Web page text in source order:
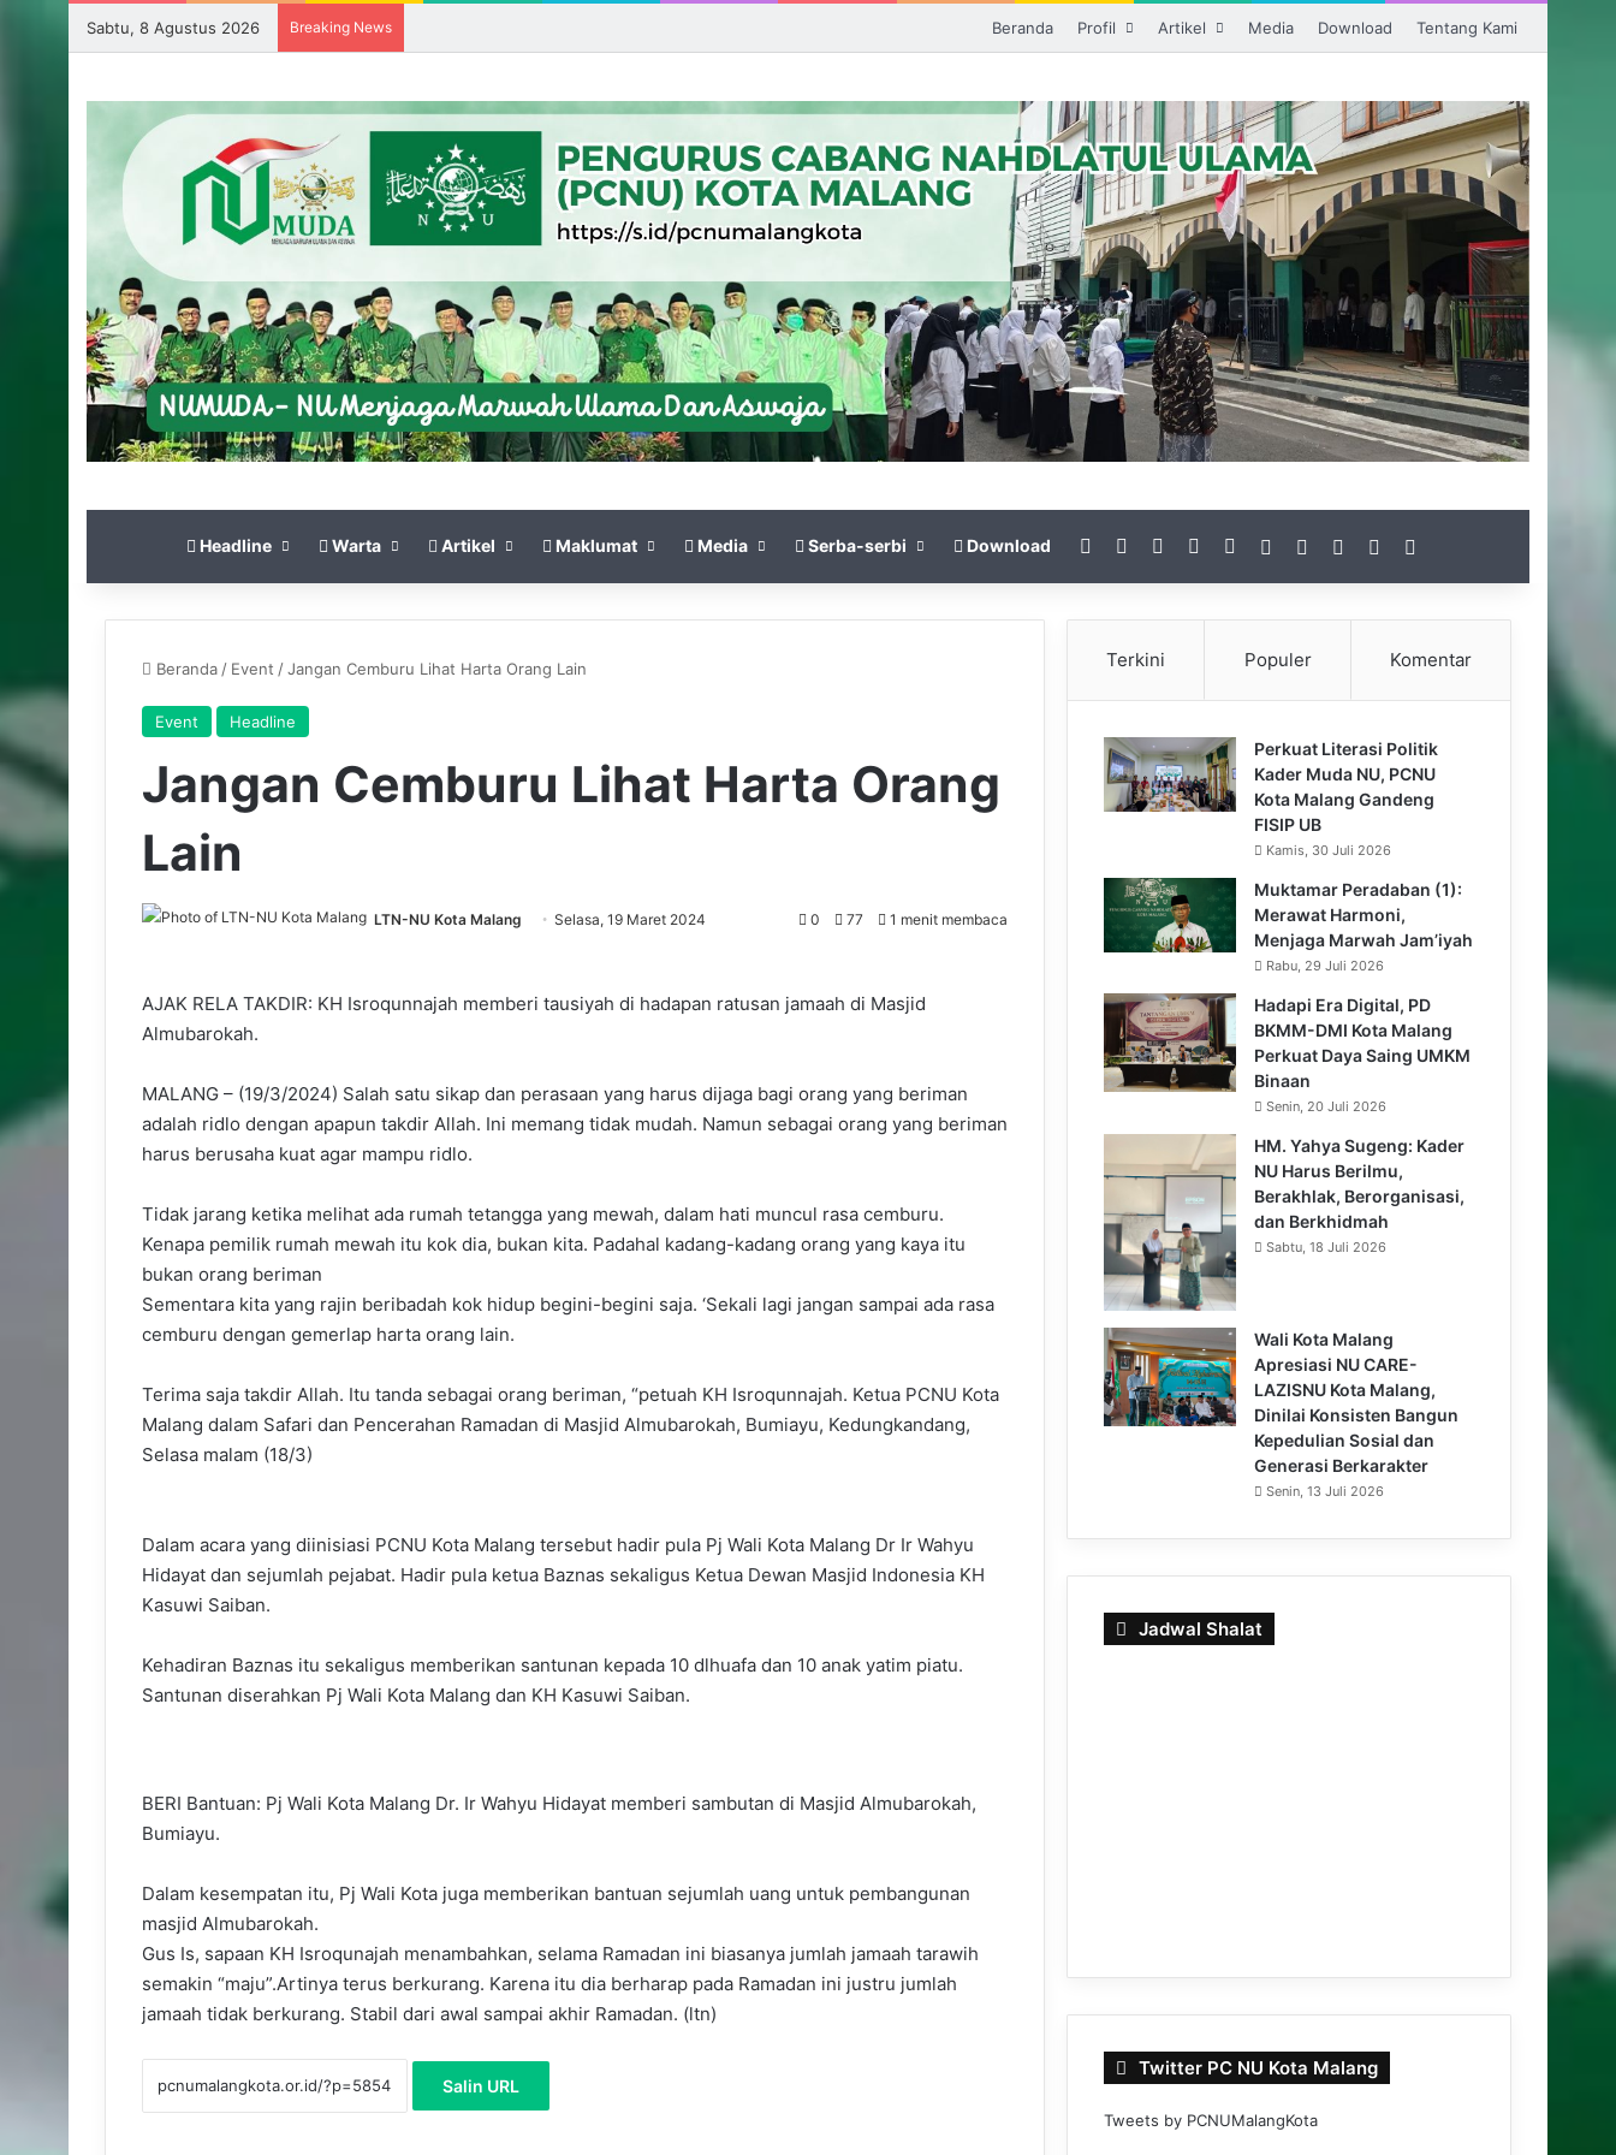
Sabtu, 8 Agustus 2026 Breaking News Beranda Profil Artikel Media Download Tentang Kami
Headline Warta Artikel Maklumat Media Serba-serbi Download Facebook Instagram
TikTokRSS GabungArtikel Acak
SidebarSwitch skin
Beranda / Event /Jangan Cemburu Lihat Harta Orang Lain
Event Headline
Jangan Cemburu Lihat Harta Orang
Lain
LTN-NU Kota Malang Selasa, 19 Maret 2024 0 77 1 menit membaca
AJAK RELA TAKDIR: KH Isroqunnajah memberi tausiyah di hadapan ratusan jamaah di Masjid
Almubarokah.
MALANG – (19/3/2024) Salah satu sikap dan perasaan yang harus dijaga bagi orang yang beriman
adalah ridlo dengan apapun takdir Allah. Ini memang tidak mudah. Namun sebagai orang yang beriman
harus berusaha kuat agar mampu ridlo.
Tidak jarang ketika melihat ada rumah tetangga yang mewah, dalam hati muncul rasa cemburu.
Kenapa pemilik rumah mewah itu kok dia, bukan kita. Padahal kadang-kadang orang yang kaya itu
bukan orang beriman
Sementara kita yang rajin beribadah kok hidup begini-begini saja. ‘Sekali lagi jangan sampai ada rasa
cemburu dengan gemerlap harta orang lain.
Terima saja takdir Allah. Itu tanda sebagai orang beriman, “petuah KH Isroqunnajah. Ketua PCNU Kota
Malang dalam Safari dan Pencerahan Ramadan di Masjid Almubarokah, Bumiayu, Kedungkandang,
Selasa malam (18/3)
Dalam acara yang diinisiasi PCNU Kota Malang tersebut hadir pula Pj Wali Kota Malang Dr Ir Wahyu
Hidayat dan sejumlah pejabat. Hadir pula ketua Baznas sekaligus Ketua Dewan Masjid Indonesia KH
Kasuwi Saiban.
Kehadiran Baznas itu sekaligus memberikan santunan kepada 10 dlhuafa dan 10 anak yatim piatu.
Santunan diserahkan Pj Wali Kota Malang dan KH Kasuwi Saiban.
BERI Bantuan: Pj Wali Kota Malang Dr. Ir Wahyu Hidayat memberi sambutan di Masjid Almubarokah,
Bumiayu.
Dalam kesempatan itu, Pj Wali Kota juga memberikan bantuan sejumlah uang untuk pembangunan
masjid Almubarokah.
Gus Is, sapaan KH Isroqunajah menambahkan, selama Ramadan ini biasanya jumlah jamaah tarawih
semakin “maju”.Artinya terus berkurang. Karena itu dia berharap pada Ramadan ini justru jumlah
jamaah tidak berkurang. Stabil dari awal sampai akhir Ramadan. (ltn)
Salin URL
Terkini Populer Komentar
Perkuat Literasi Politik
Kader Muda NU, PCNU
Kota Malang Gandeng
FISIP UB
Kamis, 30 Juli 2026
Muktamar Peradaban (1):
Merawat Harmoni,
Menjaga Marwah Jam’iyah
Rabu, 29 Juli 2026
Hadapi Era Digital, PD
BKMM-DMI Kota Malang
Perkuat Daya Saing UMKM
Binaan
Senin, 20 Juli 2026
HM. Yahya Sugeng: Kader
NU Harus Berilmu,
Berakhlak, Berorganisasi,
dan Berkhidmah
Sabtu, 18 Juli 2026
Wali Kota Malang
Apresiasi NU CARE-
LAZISNU Kota Malang,
Dinilai Konsisten Bangun
Kepedulian Sosial dan
Generasi Berkarakter
Senin, 13 Juli 2026
Jadwal Shalat
Twitter PC NU Kota Malang
Tweets by PCNUMalangKota